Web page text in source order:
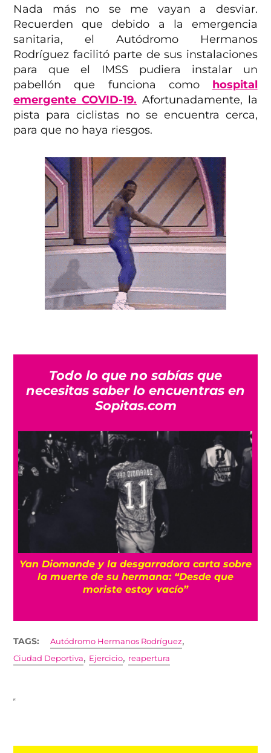
Nada más no se me vayan a desviar.
Recuerden que debido a la emergencia
sanitaria, el Autódromo Hermanos
Rodríguez facilitó parte de sus instalaciones
para que el IMSS pudiera instalar un
pabellón que funciona como hospital
emergente COVID-19. Afortunadamente, la
pista para ciclistas no se encuentra cerca,
para que no haya riesgos.
Todo lo que no sabías que
necesitas saber lo encuentras en
Sopitas.com
Yan Diomande y la desgarradora carta sobre
la muerte de su hermana: “Desde que
moriste estoy vacío”
TAGS: Autódromo Hermanos Rodríguez,
Ciudad Deportiva, Ejercicio, reapertura